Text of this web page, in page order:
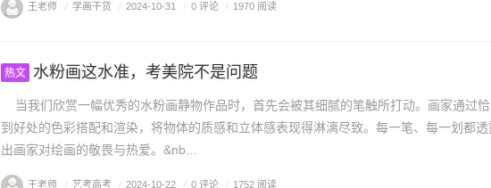
王老师 / 学画干货 / 2024-10-31 / 0 评论 / 1970 阅读
热文 水粉画这水准，考美院不是问题
当我们欣赏一幅优秀的水粉画静物作品时，首先会被其细腻的笔触所打动。画家通过恰
到好处的色彩搭配和渲染，将物体的质感和立体感表现得淋漓尽致。每一笔、每一划都透
出画家对绘画的敬畏与热爱。&nb...
王老师 / 艺考高考 / 2024-10-22 / 0 评论 / 1752 阅读